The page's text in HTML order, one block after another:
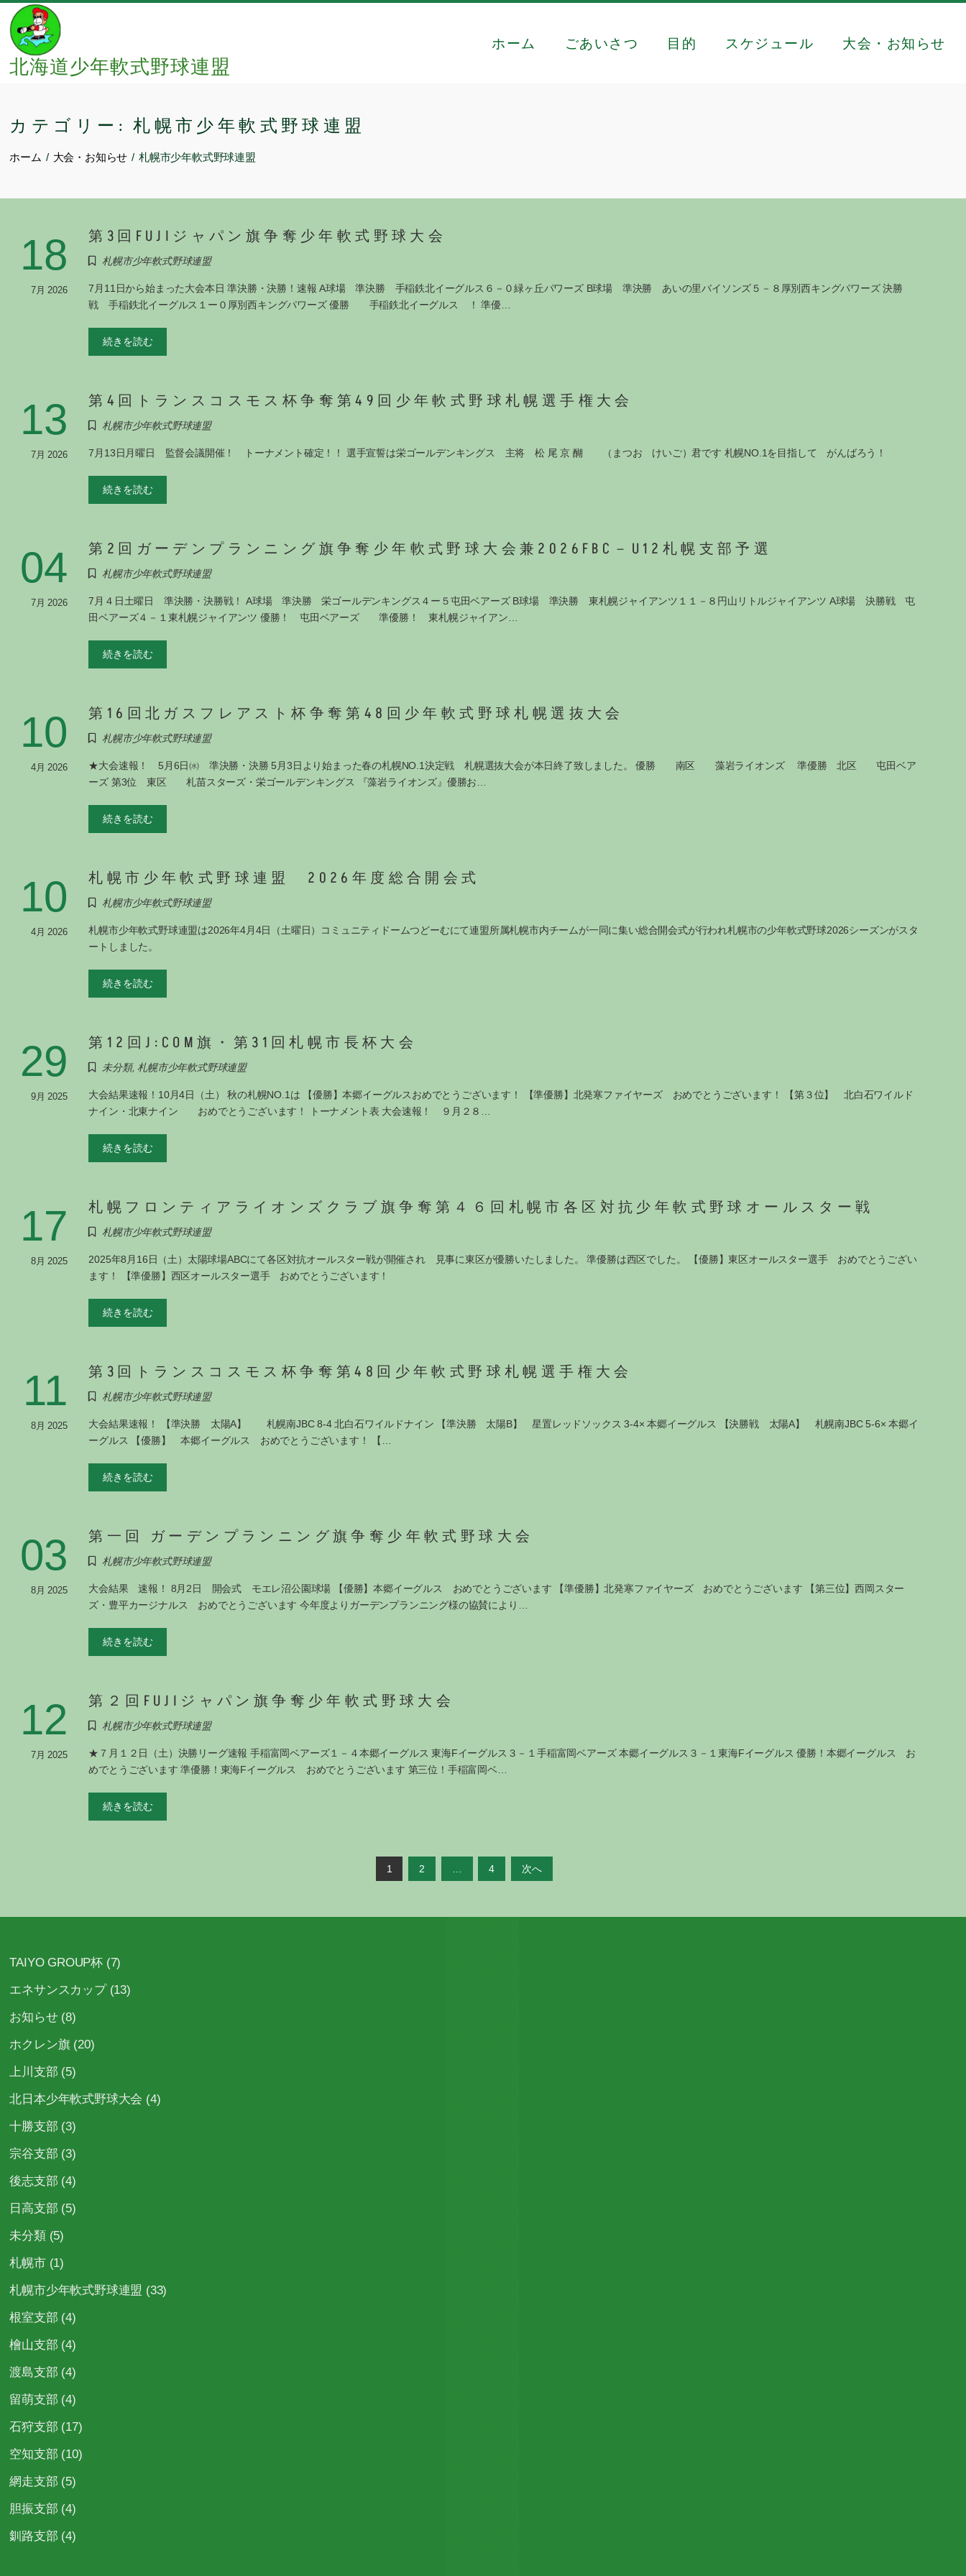
content
北海道少年軟式野球連盟
ホーム ごあいさつ 目的 スケジュール 大会・お知らせ
カテゴリー:札幌市少年軟式野球連盟
ホーム 大会・お知らせ 札幌市少年軟式野球連盟
18
7月 2026
第3回FUJIジャパン旗争奪少年軟式野球大会
札幌市少年軟式野球連盟
7月11日から始まった大会本日 準決勝・決勝！速報 A球場 準決勝 手稲鉄北イーグルス６－０緑ヶ丘パワーズ B球場 準決勝 あいの里バイソンズ５－８厚別西キングパワーズ 決勝
戦 手稲鉄北イーグルス１ー０厚別西キングパワーズ 優勝 手稲鉄北イーグルス ！ 準優…
続きを読む
13
7月 2026
第4回トランスコスモス杯争奪第49回少年軟式野球札幌選手権大会
札幌市少年軟式野球連盟
7月13日月曜日 監督会議開催！ トーナメント確定！！ 選手宣誓は栄ゴールデンキングス 主将 松 尾 京 醐 （まつお けいご）君です 札幌NO.1を目指して がんばろう！
続きを読む
04
7月 2026
第2回ガーデンプランニング旗争奪少年軟式野球大会兼2026FBC－U12札幌支部予選
札幌市少年軟式野球連盟
7月４日土曜日 準決勝・決勝戦！ A球場 準決勝 栄ゴールデンキングス４ー５屯田ベアーズ B球場 準決勝 東札幌ジャイアンツ１１－８円山リトルジャイアンツ A球場 決勝戦 屯
田ベアーズ４－１東札幌ジャイアンツ 優勝！ 屯田ベアーズ 準優勝！ 東札幌ジャイアン…
続きを読む
10
4月 2026
第16回北ガスフレアスト杯争奪第48回少年軟式野球札幌選抜大会
札幌市少年軟式野球連盟
★大会速報！ 5月6日㈬ 準決勝・決勝 5月3日より始まった春の札幌NO.1決定戦 札幌選抜大会が本日終了致しました。 優勝 南区 藻岩ライオンズ 準優勝 北区 屯田ベア
ーズ 第3位 東区 札苗スターズ・栄ゴールデンキングス 『藻岩ライオンズ』優勝お…
続きを読む
10
4月 2026
札幌市少年軟式野球連盟 2026年度総合開会式
札幌市少年軟式野球連盟
札幌市少年軟式野球連盟は2026年4月4日（土曜日）コミュニティドームつどーむにて連盟所属札幌市内チームが一同に集い総合開会式が行われ札幌市の少年軟式野球2026シーズンがスタ
ートしました。
続きを読む
29
9月 2025
第12回J:COM旗・第31回札幌市長杯大会
未分類,札幌市少年軟式野球連盟
大会結果速報！10月4日（土） 秋の札幌NO.1は 【優勝】本郷イーグルスおめでとうございます！ 【準優勝】北発寒ファイヤーズ おめでとうございます！ 【第３位】 北白石ワイルド
ナイン・北東ナイン おめでとうございます！ トーナメント表 大会速報！ ９月２８…
続きを読む
17
8月 2025
札幌フロンティアライオンズクラブ旗争奪第４６回札幌市各区対抗少年軟式野球オールスター戦
札幌市少年軟式野球連盟
2025年8月16日（土）太陽球場ABCにて各区対抗オールスター戦が開催され 見事に東区が優勝いたしました。 準優勝は西区でした。 【優勝】東区オールスター選手 おめでとうござい
ます！ 【準優勝】西区オールスター選手 おめでとうございます！
続きを読む
11
8月 2025
第3回トランスコスモス杯争奪第48回少年軟式野球札幌選手権大会
札幌市少年軟式野球連盟
大会結果速報！ 【準決勝 太陽A】 札幌南JBC 8-4 北白石ワイルドナイン 【準決勝 太陽B】 星置レッドソックス 3-4× 本郷イーグルス 【決勝戦 太陽A】 札幌南JBC 5-6× 本郷イ
ーグルス 【優勝】 本郷イーグルス おめでとうございます！ 【…
続きを読む
03
8月 2025
第一回 ガーデンプランニング旗争奪少年軟式野球大会
札幌市少年軟式野球連盟
大会結果 速報！ 8月2日 開会式 モエレ沼公園球場 【優勝】本郷イーグルス おめでとうございます 【準優勝】北発寒ファイヤーズ おめでとうございます 【第三位】西岡スター
ズ・豊平カージナルス おめでとうございます 今年度よりガーデンプランニング様の協賛により…
続きを読む
12
7月 2025
第２回FUJIジャパン旗争奪少年軟式野球大会
札幌市少年軟式野球連盟
★７月１２日（土）決勝リーグ速報 手稲富岡ベアーズ１－４本郷イーグルス 東海Fイーグルス３－１手稲富岡ベアーズ 本郷イーグルス３－１東海Fイーグルス 優勝！本郷イーグルス お
めでとうございます 準優勝！東海Fイーグルス おめでとうございます 第三位！手稲富岡ベ…
続きを読む
ー
ジ
送
り
1 2 4 次へ
TAIYO GROUP杯 (7)
エネサンスカップ(13)
お知らせ(8)
ホクレン旗(20)
上川支部 (5)
北日本少年軟式野球大会 (4)
十勝支部 (3)
宗谷支部 (3)
後志支部 (4)
日高支部 (5)
未分類(5)
札幌市(1)
札幌市少年軟式野球連盟 (33)
根室支部 (4)
檜山支部 (4)
渡島支部 (4)
留萌支部 (4)
石狩支部 (17)
空知支部 (10)
網走支部 (5)
胆振支部 (4)
釧路支部 (4)